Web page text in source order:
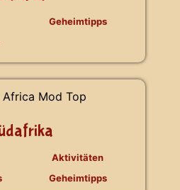
Geheimtipps
Aktivitäten
Geheimtipps